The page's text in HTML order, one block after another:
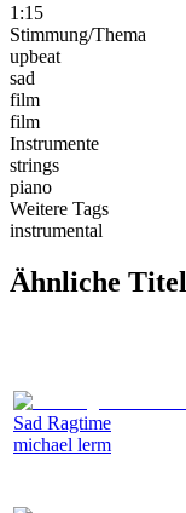
1:15
Stimmung/Thema
upbeat
sad
film
film
Instrumente
strings
piano
Weitere Tags
instrumental
Ähnliche Titel
Sad Ragtime
michael lerm